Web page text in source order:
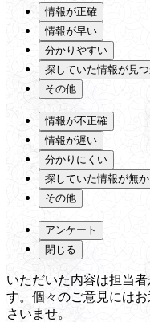
情報が正確
情報が早い
分かりやすい
探していた情報が見
その他
情報が不正確
情報が遅い
分かりにくい
探していた情報が無
その他
アンケート
閉じる
いただいた内容は担当
す。個々のご意見には
さいませ。